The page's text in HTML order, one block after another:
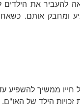
ומחבק אותם.
ממשיך להשפיע עד
הילד של האו"ם.